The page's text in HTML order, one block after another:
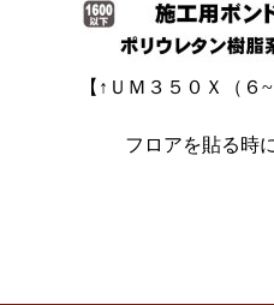
【↑ＵＭ３５０Ｘ（６~
フロアを貼る時